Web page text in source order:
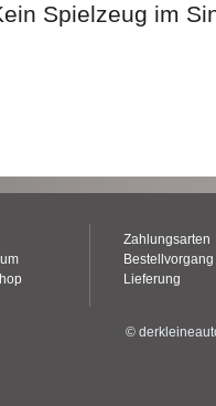
Spielzeug im
Zahlungsarten
Bestellvorgang
Lieferung
©